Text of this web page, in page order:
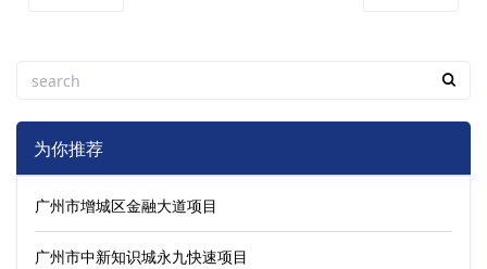
为你推荐
广州市增城区金融大道项目
广州市中新知识城永九快速项目